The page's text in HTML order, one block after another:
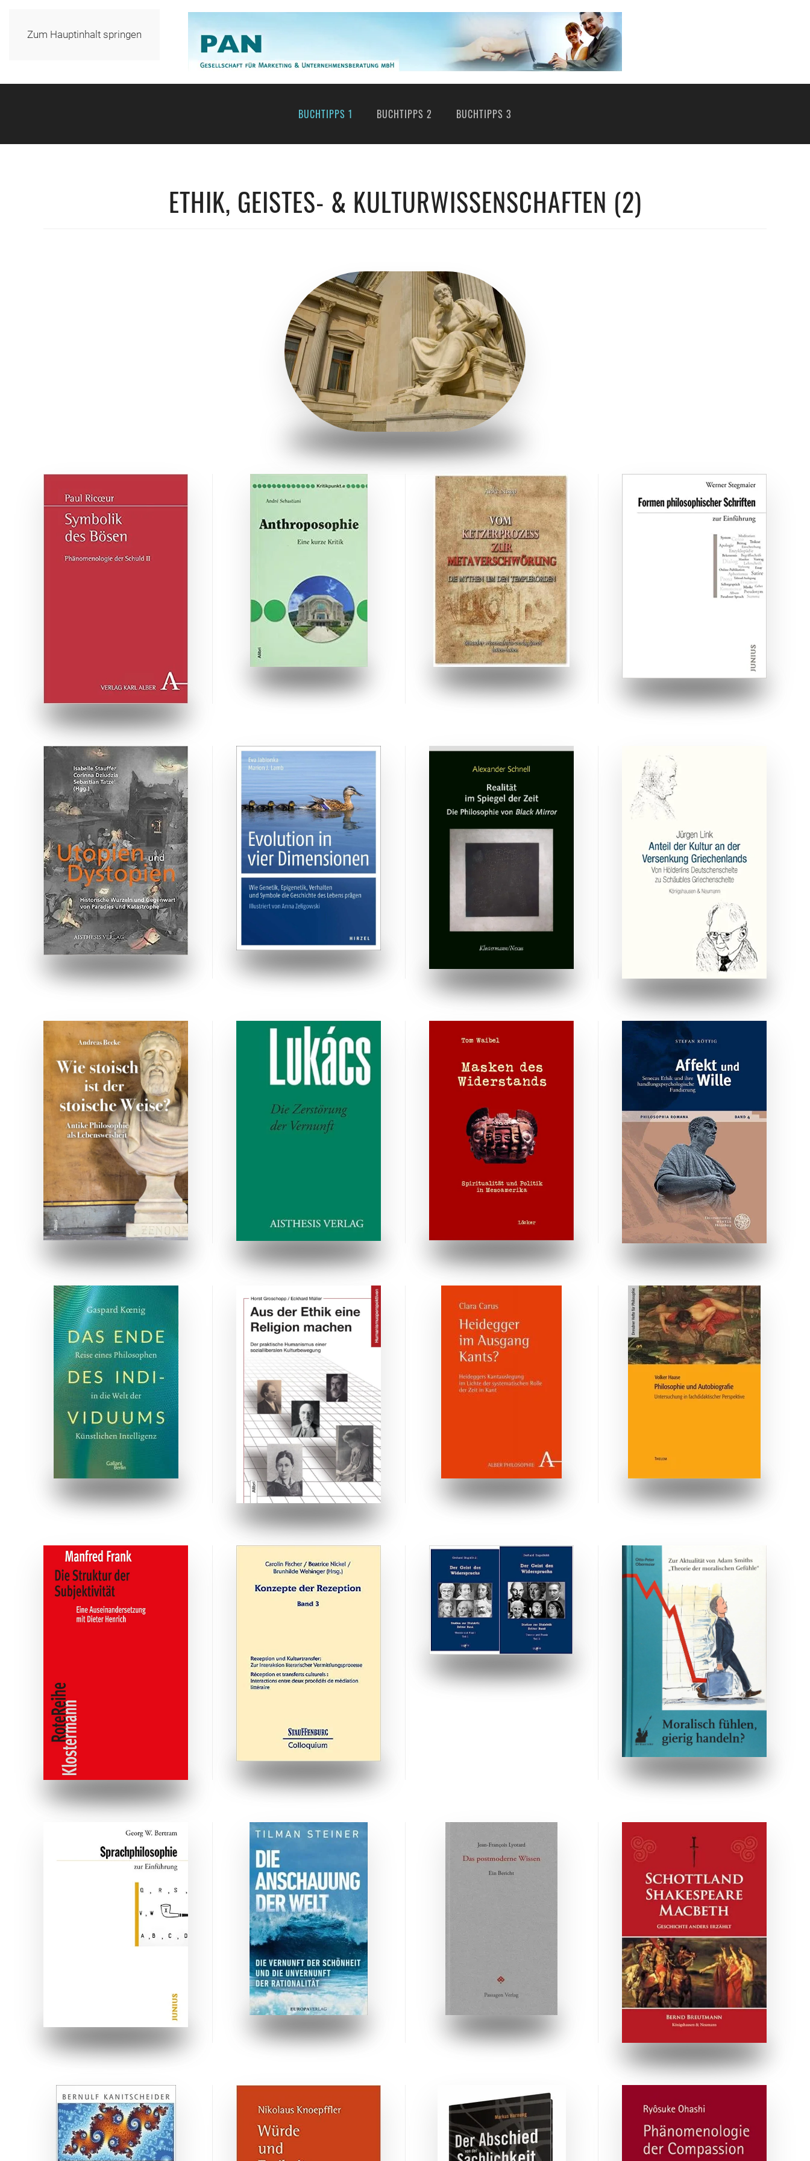
Zum Hauptinhalt springen
BUCHTIPPS 1 BUCHTIPPS 2 BUCHTIPPS 3
ETHIK, GEISTES- & KULTURWISSENSCHAFTEN (2)
ZUM BUCH
ZUM BUCH ZUM BUCH
ZUM BUCH ZUM BUCH
ZUM BUCH ZUM BUCH ZUM BUCH ZUM BUCH
ZUM BUCH
ZUM BUCH
ZUM BUCH ZUM BUCH
ZUM BUCH
ZUM BUCH
ZUM BUCH
ZUM BUCH
ZUM BUCH